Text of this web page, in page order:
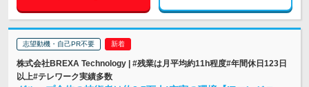
志望動機・自己PR不要
株式会社BREXA Technology | #残業は月平均約11h程度#年間休日123日
以上#テレワーク実績多数